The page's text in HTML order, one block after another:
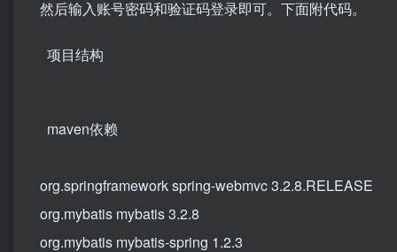
然后输入账号密码和验证码登录即可。下面附代码。
项目结构
maven依赖
org.springframework spring-webmvc 3.2.8.RELEASE
org.mybatis mybatis 3.2.8
org.mybatis mybatis-spring 1.2.3